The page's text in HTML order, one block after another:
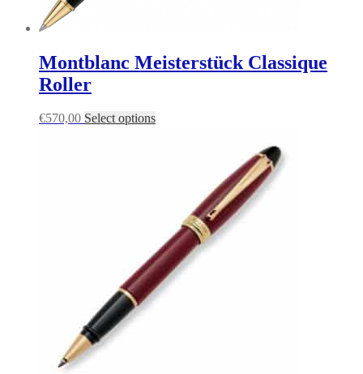
Montblanc Meisterstück Classique
Roller
€570,00 Select options